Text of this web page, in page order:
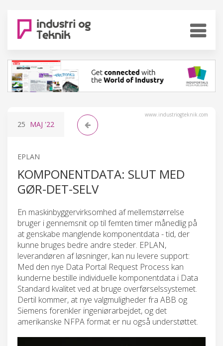
www.industriogteknik.com
25 MAJ '22
EPLAN
KOMPONENTDATA: SLUT MED
GØR-DET-SELV
En maskinbyggervirksomhed af mellemstørrelse
bruger i gennemsnit op til femten timer månedlig på
at genskabe manglende komponentdata - tid, der
kunne bruges bedre andre steder. EPLAN,
leverandøren af løsninger, kan nu levere support:
Med den nye Data Portal Request Process kan
kunderne bestille individuelle komponentdata i Data
Standard kvalitet ved at bruge overførselssystemet.
Dertil kommer, at nye valgmuligheder fra ABB og
Siemens forenkler ingeniørarbejdet, og det
amerikanske NFPA format er nu også understøttet.